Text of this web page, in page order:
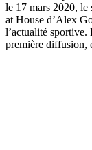
le 17 mars 2020, le
at House d’Alex
l’actualité sportive.
première diffusion,